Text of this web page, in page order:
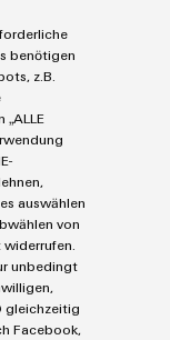
für
benötigen
z.B.
auswählen
von
unbedingt
gleichzeitig
Facebook,